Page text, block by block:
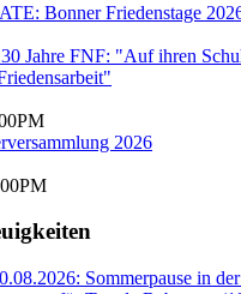
Bonner Friedenstage
Jahre FNF: "Auf ihren
2026
Sommerpause in